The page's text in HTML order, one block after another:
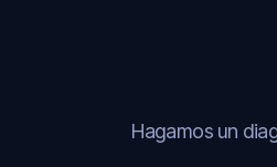
Hagamos un